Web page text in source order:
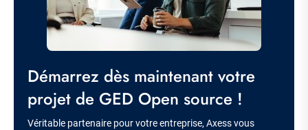
Titre
Démarrez dès maintenant votre
projet de GED Open source !
Description
Véritable partenaire pour votre entreprise, Axess vous